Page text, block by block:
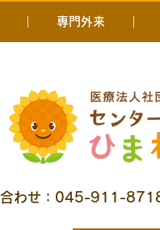
専門外来
合わせ：045-911-